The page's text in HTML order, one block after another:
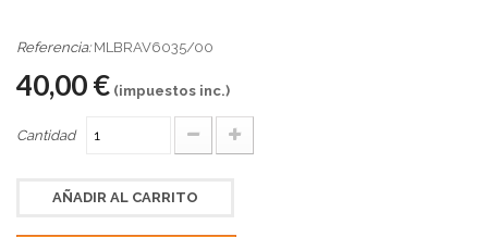
Referencia: MLBRAV6035/00
40,00 € (impuestos inc.)
Cantidad
AÑADIR AL CARRITO